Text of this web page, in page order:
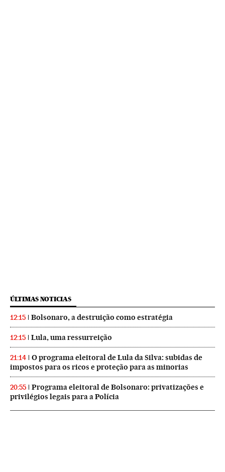
ÚLTIMAS NOTICIAS
12:15 Bolsonaro, a destruição como estratégia
12:15 Lula, uma ressurreição
21:14
O programa eleitoral de Lula da Silva: subidas de
impostos para os ricos e proteção para as minorias
20:55
Programa eleitoral de Bolsonaro: privatizações e
privilégios legais para a Polícia